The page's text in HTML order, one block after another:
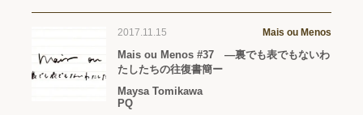
2017.11.15 Mais ou Menos
Mais ou Menos #37 —裏でも表でもないわ
たしたちの往復書簡ー
Maysa Tomikawa
PQ